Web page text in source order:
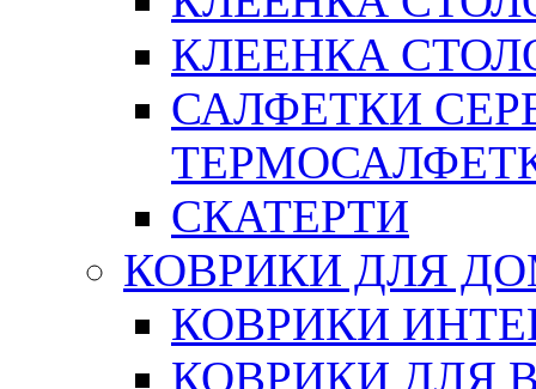
КЛЕЕНКА
САЛФЕТКИ
СКАТЕРТИ
КОВРИКИ ДЛЯ
КОВРИКИ
КОВРИКИ ДЛЯ